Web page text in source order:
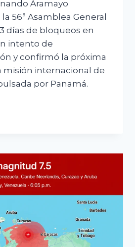
Aramayo
56ª Asamblea General
días de bloqueos en
intento de
y confirmó la próxima
misión internacional de
por Panamá.